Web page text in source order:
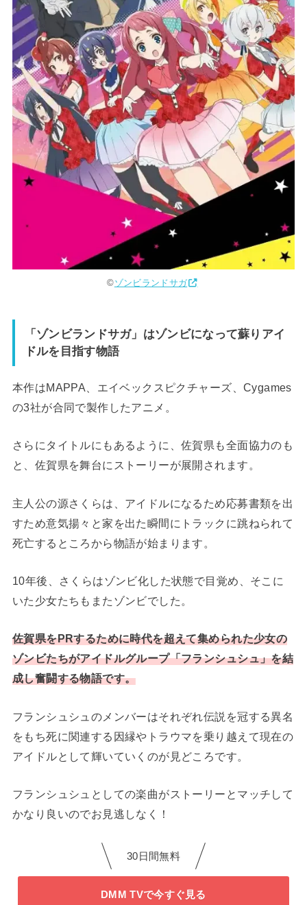
©︎ゾンビランドサガ
「ゾンビランドサガ」はゾンビになって蘇りアイ
ドルを目指す物語
本作はMAPPA、エイベックスピクチャーズ、Cygames
の3社が合同で製作したアニメ。
さらにタイトルにもあるように、佐賀県も全面協力のも
と、佐賀県を舞台にストーリーが展開されます。
主人公の源さくらは、アイドルになるため応募書類を出
すため意気揚々と家を出た瞬間にトラックに跳ねられて
死亡するところから物語が始まります。
10年後、さくらはゾンビ化した状態で目覚め、そこに
いた少女たちもまたゾンビでした。
佐賀県をPRするために時代を超えて集められた少女の
ゾンビたちがアイドルグループ「フランシュシュ」を結
成し奮闘する物語です。
フランシュシュのメンバーはそれぞれ伝説を冠する異名
をもち死に関連する因縁やトラウマを乗り越えて現在の
アイドルとして輝いていくのが見どころです。
フランシュシュとしての楽曲がストーリーとマッチして
かなり良いのでお見逃しなく！
30日間無料
DMM TVで今すぐ見る